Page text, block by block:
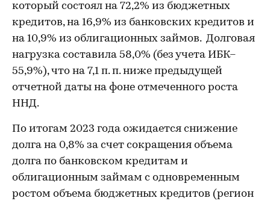
который состоял на 72,2% из бюджетных
кредитов, на 16,9% из банковских кредитов и
на 10,9% из облигационных займов. Долговая
нагрузка составила 58,0% (без учета ИБК–
55,9%), что на 7,1 п. п. ниже предыдущей
отчетной даты на фоне отмеченного роста
ННД.
По итогам 2023 года ожидается снижение
долга на 0,8% за счет сокращения объема
долга по банковском кредитам и
облигационным займам с одновременным
ростом объема бюджетных кредитов (регион